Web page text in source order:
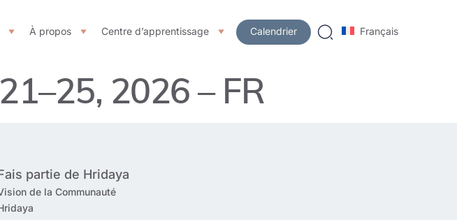
À propos Centre d’apprentissage Calendrier Français
2026 – FR
partie de Hridaya
de la Communauté